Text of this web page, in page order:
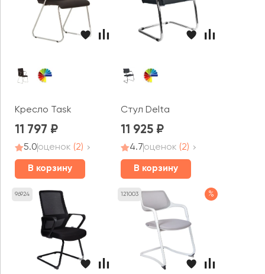
Кресло Task
11 797
5.0оценок (2)
В корзину
Стул Delta
11 925
4.7оценок (2)
В корзину
96924 121003 %